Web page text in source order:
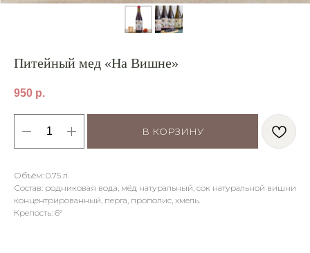
Питейный мед «На Вишне»
950 р.
В КОРЗИНУ
Объём: 0.75 л.
Состав: родниковая вода, мёд натуральный, сок натуральной вишни
концентрированный, перга, прополис, хмель.
Крепость: 6°